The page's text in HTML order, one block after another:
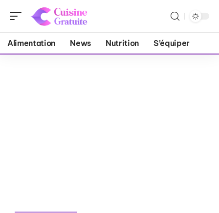
Alimentation News Nutrition S’équiper